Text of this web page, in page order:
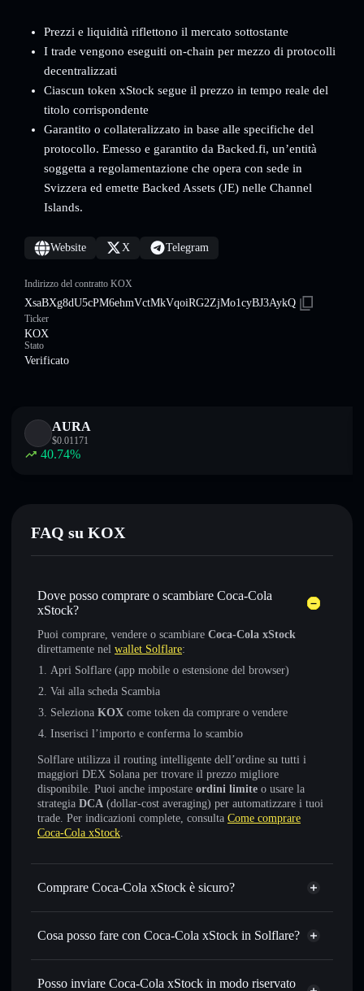
Prezzi e liquidità riflettono il mercato sottostante
I trade vengono eseguiti on-chain per mezzo di protocolli
decentralizzati
Ciascun token xStock segue il prezzo in tempo reale del
titolo corrispondente
Garantito o collateralizzato in base alle specifiche del
protocollo. Emesso e garantito da Backed.fi, un’entità
soggetta a regolamentazione che opera con sede in
Svizzera ed emette Backed Assets (JE) nelle Channel
Islands.
Website X Telegram
Indirizzo del contratto KOX
XsaBXg8dU5cPM6ehmVctMkVqoiRG2ZjMo1cyBJ3AykQ
Ticker
KOX
Stato
Verificato
AURA
$0.01171
40.74%
FAQ su KOX
Dove posso comprare o scambiare Coca-Cola
xStock?
Puoi comprare, vendere o scambiare Coca-Cola xStock
direttamente nel wallet Solflare:
Apri Solflare (app mobile o estensione del browser)
Vai alla scheda Scambia
Seleziona KOX come token da comprare o vendere
Inserisci l’importo e conferma lo scambio
Solflare utilizza il routing intelligente dell’ordine su tutti i
maggiori DEX Solana per trovare il prezzo migliore
disponibile. Puoi anche impostare ordini limite o usare la
strategia DCA (dollar-cost averaging) per automatizzare i tuoi
trade. Per indicazioni complete, consulta Come comprare
Coca-Cola xStock.
Comprare Coca-Cola xStock è sicuro?
Coca-Cola xStock token verificato
Cosa posso fare con Coca-Cola xStock in Solflare?
Coca-Cola xStock
wallet Solflare
Scambiare istantaneamente— scambia KOX in SOL,
Posso inviare Coca-Cola xStock in modo riservato